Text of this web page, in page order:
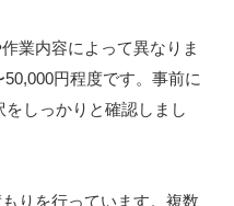
業内容によって異なりま
円程度です。事前に
しっかりと確認しまし
りを行っています。複数